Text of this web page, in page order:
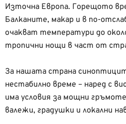
Източна Европа. Горещото
Балканите, макар и в по-
очакват температури до
тропични нощи в част от
За нашата страна
нестабилно време – наред с
има условия за мощни
валежи, градушки и локални